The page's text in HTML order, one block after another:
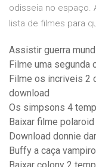
odisseia no espaço.
lista de filmes para
Assistir guerra
Filme uma segunda
Filme os incriveis 2
download
Os simpsons 4
Baixar filme
Download donnie
Buffy a caça